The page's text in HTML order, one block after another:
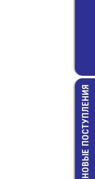
CF-1/4W-
КОМ-5% НОВЫЕ ПОСТУПЛЕНИЯ